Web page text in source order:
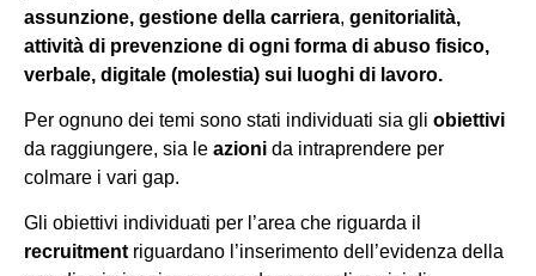
assunzione, gestione della carriera genitorialità,
attività di prevenzione di ogni forma di abuso fisico,
verbale, digitale (molestia) sui luoghi di lavoro.
Per ognuno dei temi sono stati individuati sia gli obiettivi
da raggiungere, sia le azioni da intraprendere per
colmare i vari gap.
Gli obiettivi individuati per l’area che riguarda il
recruitment riguardano l’inserimento dell’evidenza della